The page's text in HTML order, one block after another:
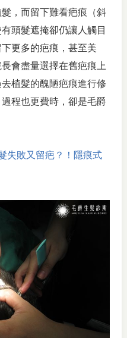
，而留下難看疤痕（斜
頭髮遮掩卻仍讓人觸目
更多的疤痕，甚至美
會盡量選擇在舊疤痕上
植髮的醜陋疤痕進行修
程也更費時，卻是毛爵
失敗又留疤？！隱痕式